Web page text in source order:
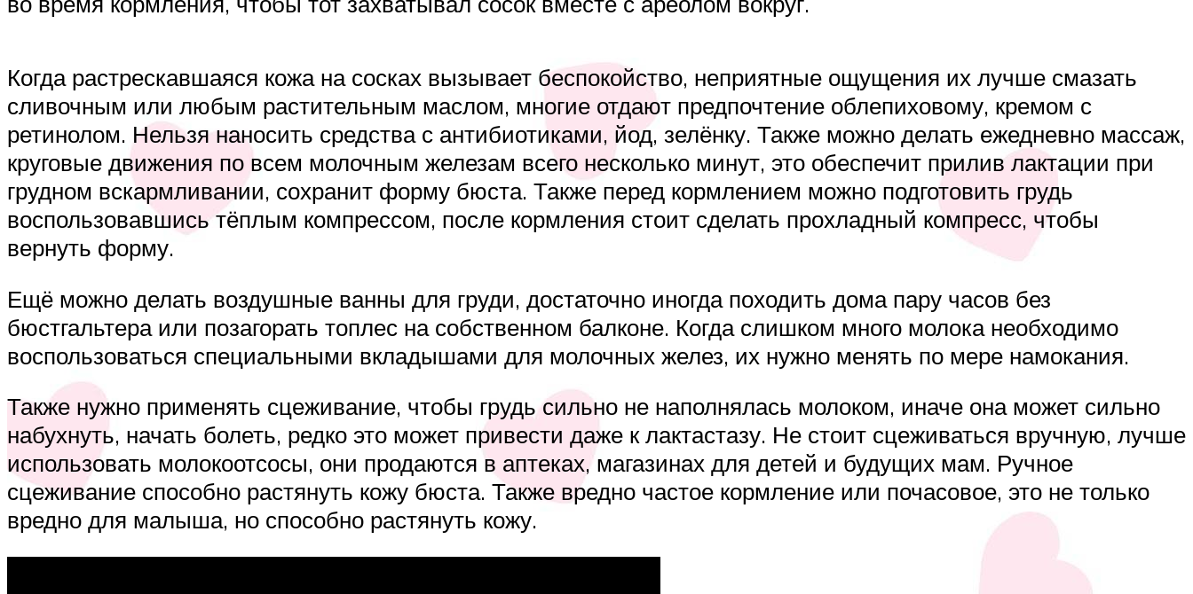
Когда растрескавшаяся кожа на сосках вызывает беспокойство, неприятные ощущения их лучше смазать
сливочным или любым растительным маслом, многие отдают предпочтение облепиховому, кремом с
ретинолом. Нельзя наносить средства с антибиотиками, йод, зелёнку. Также можно делать ежедневно массаж,
круговые движения по всем молочным железам всего несколько минут, это обеспечит прилив лактации при
грудном вскармливании, сохранит форму бюста. Также перед кормлением можно подготовить грудь
воспользовавшись тёплым компрессом, после кормления стоит сделать прохладный компресс, чтобы
вернуть форму.
Ещё можно делать воздушные ванны для груди, достаточно иногда походить дома пару часов без
бюстгальтера или позагорать топлес на собственном балконе. Когда слишком много молока необходимо
воспользоваться специальными вкладышами для молочных желез, их нужно менять по мере намокания.
Также нужно применять сцеживание, чтобы грудь сильно не наполнялась молоком, иначе она может сильно
набухнуть, начать болеть, редко это может привести даже к лактастазу. Не стоит сцеживаться вручную, лучше
использовать молокоотсосы, они продаются в аптеках, магазинах для детей и будущих мам. Ручное
сцеживание способно растянуть кожу бюста. Также вредно частое кормление или почасовое, это не только
вредно для малыша, но способно растянуть кожу.